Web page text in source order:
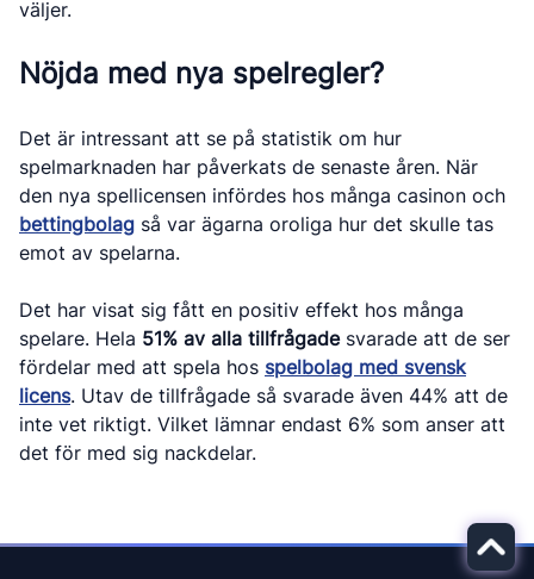
väljer.
Nöjda med nya spelregler?
Det är intressant att se på statistik om hur
spelmarknaden har påverkats de senaste åren. När
den nya spellicensen infördes hos många casinon och
bettingbolag så var ägarna oroliga hur det skulle tas
emot av spelarna.
Det har visat sig fått en positiv effekt hos många
spelare. Hela 51% av alla tillfrågadesvarade att de ser
fördelar med att spela hos spelbolag med svensk
licens. Utav de tillfrågade så svarade även 44% att de
inte vet riktigt. Vilket lämnar endast 6% som anser att
det för med sig nackdelar.